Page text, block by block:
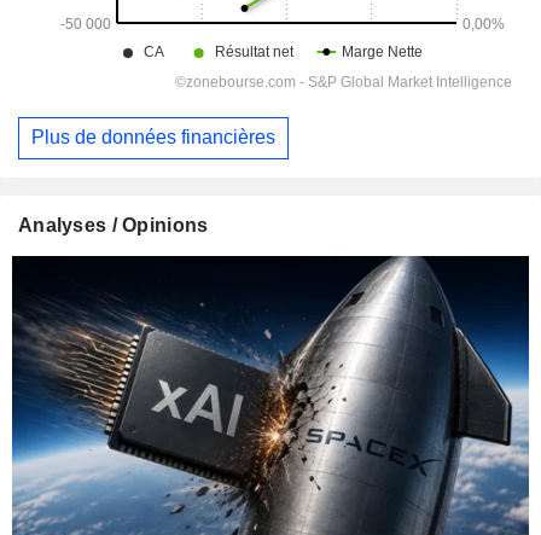
Plus de données financières
Analyses / Opinions